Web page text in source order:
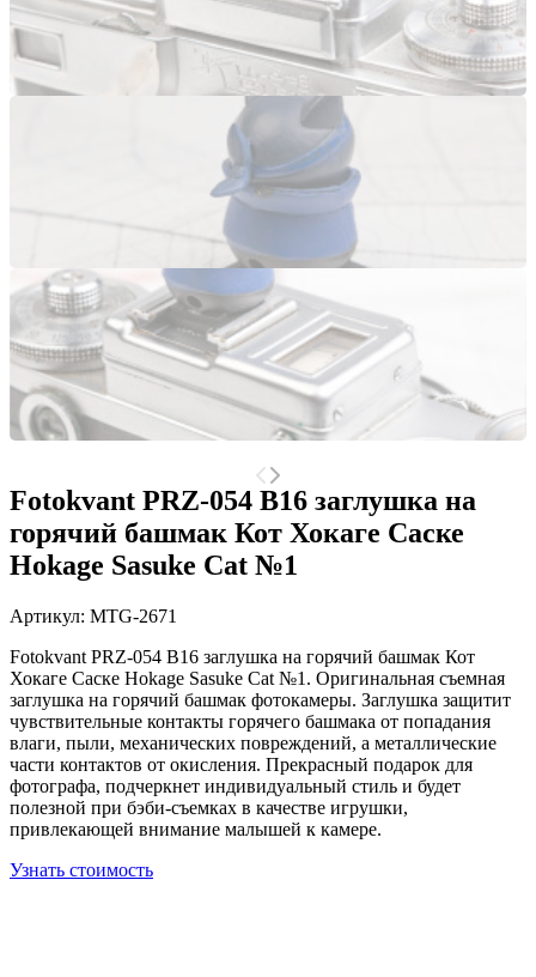
Fotokvant PRZ-054 B16 заглушка на
горячий башмак Кот Хокаге Саске
Hokage Sasuke Cat №1
Артикул: MTG-2671
Fotokvant PRZ-054 B16 заглушка на горячий башмак Кот
Хокаге Саске Hokage Sasuke Cat №1. Оригинальная съемная
заглушка на горячий башмак фотокамеры. Заглушка защитит
чувствительные контакты горячего башмака от попадания
влаги, пыли, механических повреждений, а металлические
части контактов от окисления. Прекрасный подарок для
фотографа, подчеркнет индивидуальный стиль и будет
полезной при бэби-съемках в качестве игрушки,
привлекающей внимание малышей к камере.
Узнать стоимость